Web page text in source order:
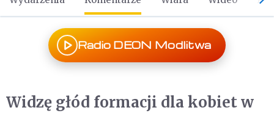
Radio DEON Modlitwa
Widzę głód formacji dla kobiet w